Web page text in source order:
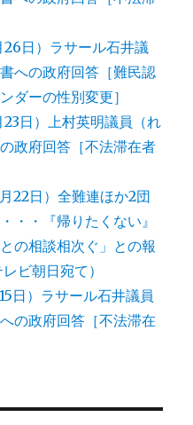
日）ラサール石井議
への政府回答［難民認
ダーの性別変更］
日）上村英明議員（れ
政府回答［不法滞在者
22日）全難連ほか2団
・・『帰りたくない』
の相談相次ぐ」との報
ビ朝日宛て）
日）ラサール石井議員
の政府回答［不法滞在